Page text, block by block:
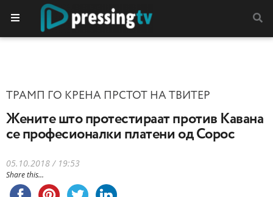
ТРАМП ГО КРЕНА ПРСТОТ НА ТВИТЕР
Жените што протестираат против Кавана
се професионалки платени од Сорос
05.10.2018 / 19:53
Share this...